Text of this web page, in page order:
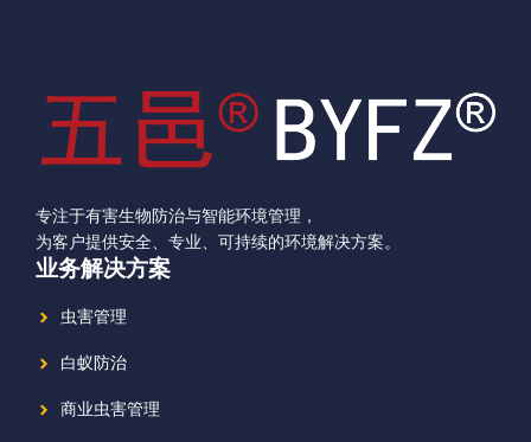
专注于有害生物防治与智能环境管理，
为客户提供安全、专业、可持续的环境解决方案。
业务解决方案
虫害管理
白蚁防治
商业虫害管理